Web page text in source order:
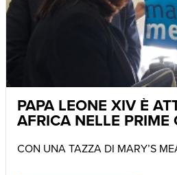
PAPA LEONE XIV È
AFRICA NELLE PRIME
CON UNA TAZZA DI MARY’S